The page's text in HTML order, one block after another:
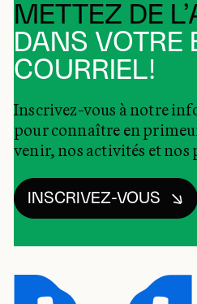
METTEZ DE
DANS VOTRE
COURRIEL!
Inscrivez-vous à notre
pour connaître en
venir, nos activités et
INSCRIVEZ-VOUS